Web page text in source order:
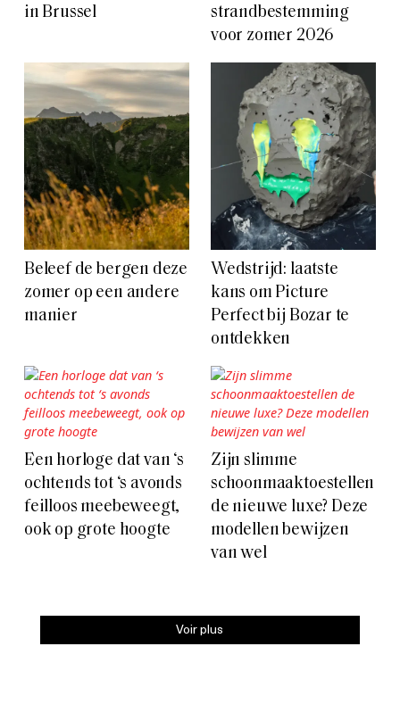
in Brussel
strandbestemming
voor zomer 2026
Beleef de bergen deze
zomer op een andere
manier
Wedstrijd: laatste
kans om Picture
Perfect bij Bozar te
ontdekken
Een horloge dat van ‘s
ochtends tot ‘s avonds
feilloos meebeweegt,
ook op grote hoogte
Zijn slimme
schoonmaaktoestellen
de nieuwe luxe? Deze
modellen bewijzen
van wel
Voir plus